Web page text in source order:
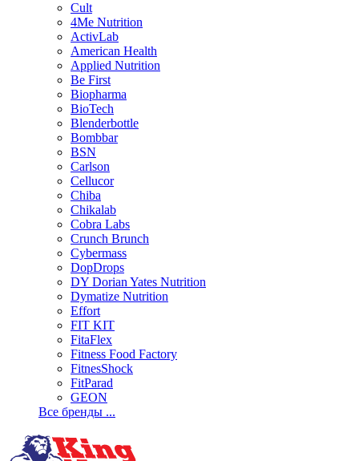
Cult
4Me Nutrition
ActivLab
American Health
Applied Nutrition
Be First
Biopharma
BioTech
Blenderbottle
Bombbar
BSN
Carlson
Cellucor
Chiba
Chikalab
Cobra Labs
Crunch Brunch
Cybermass
DopDrops
DY Dorian Yates Nutrition
Dymatize Nutrition
Effort
FIT KIT
FitaFlex
Fitness Food Factory
FitnesShock
FitParad
GEON
Все бренды ...